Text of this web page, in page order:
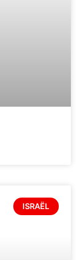
ISRAËL